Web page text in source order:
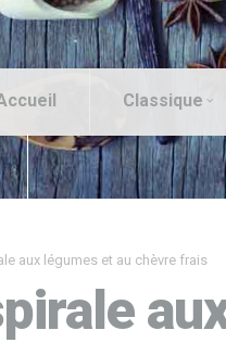
Classique
aux légumes et au chèvre frais